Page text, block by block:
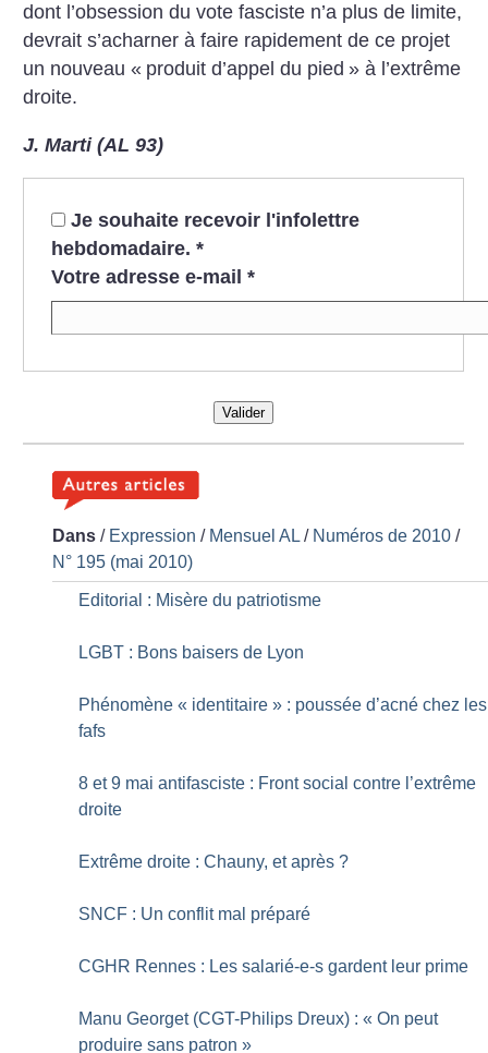
dont l’obsession du vote fasciste n’a plus de limite,
devrait s’acharner à faire rapidement de ce projet
un nouveau « produit d’appel du pied » à l’extrême
droite.
J. Marti (AL 93)
Je souhaite recevoir l'infolettre
hebdomadaire. *
Votre adresse e-mail *
Valider
Dans / Expression / Mensuel AL / Numéros de 2010 /
N° 195 (mai 2010)
Editorial : Misère du patriotisme
LGBT : Bons baisers de Lyon
Phénomène « identitaire » : poussée d’acné chez les
fafs
8 et 9 mai antifasciste : Front social contre l’extrême
droite
Extrême droite : Chauny, et après ?
SNCF : Un conflit mal préparé
CGHR Rennes : Les salarié-e-s gardent leur prime
Manu Georget (CGT-Philips Dreux) : « On peut
produire sans patron »